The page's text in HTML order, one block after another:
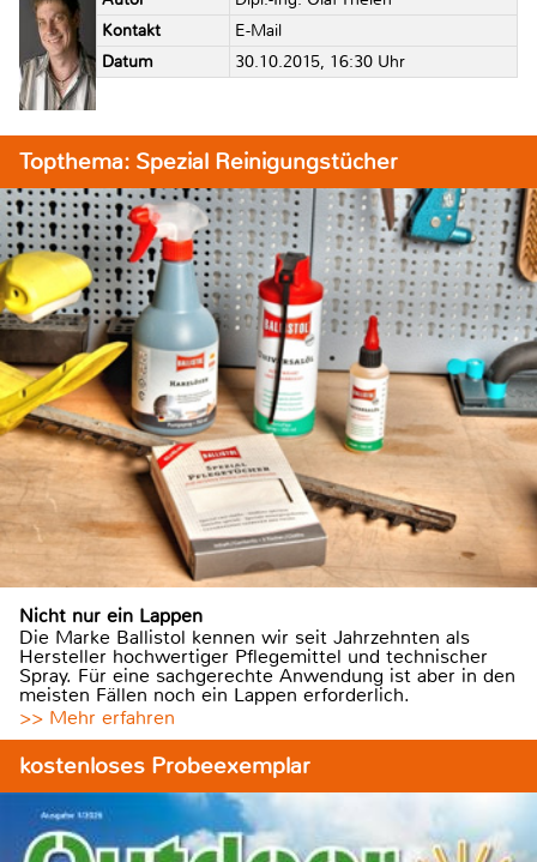
Kontakt
E-Mail
Datum
30.10.2015, 16:30 Uhr
Topthema: Spezial Reinigungstücher
Nicht nur ein Lappen
Die Marke Ballistol kennen wir seit Jahrzehnten als
Hersteller hochwertiger Pflegemittel und technischer
Spray. Für eine sachgerechte Anwendung ist aber in den
meisten Fällen noch ein Lappen erforderlich.
>> Mehr erfahren
kostenloses Probeexemplar